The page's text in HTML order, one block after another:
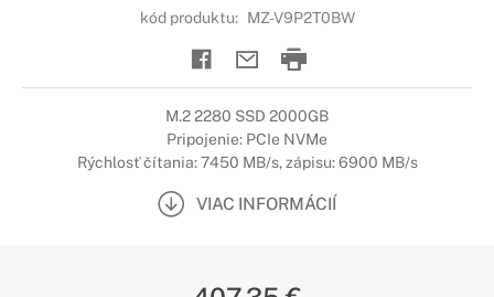
kód produktu: MZ-V9P2T0BW
M.2 2280 SSD 2000GB
Pripojenie: PCIe NVMe
Rýchlosť čítania: 7450 MB/s, zápisu: 6900 MB/s
VIAC INFORMÁCIÍ